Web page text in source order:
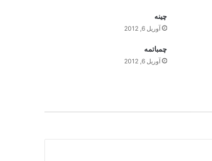
چينه
آوریل 6, 2012
چمباتمه
آوریل 6, 2012